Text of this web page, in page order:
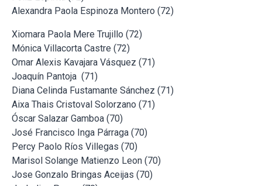
Alexandra Paola Espinoza Montero (72)
Xiomara Paola Mere Trujillo (72)
Mónica Villacorta Castre (72)
Omar Alexis Kavajara Vásquez (71)
Joaquín Pantoja (71)
Diana Celinda Fustamante Sánchez (71)
Aixa Thais Cristoval Solorzano (71)
Óscar Salazar Gamboa (70)
José Francisco Inga Párraga (70)
Percy Paolo Ríos Villegas (70)
Marisol Solange Matienzo Leon (70)
Jose Gonzalo Bringas Aceijas (70)